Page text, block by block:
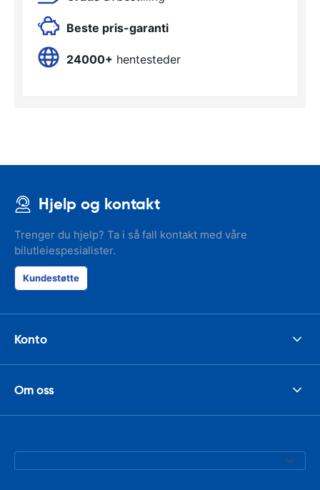
Beste pris-garanti
24000+ hentesteder
Hjelp og kontakt
Trenger du hjelp? Ta i så fall kontakt med våre
bilutleiespesialister.
Kundestøtte
Konto
Om oss